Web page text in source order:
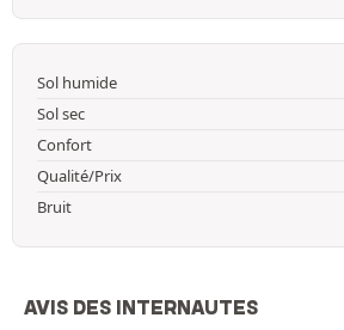
Sol humide
Sol sec
Confort
Qualité/Prix
Bruit
AVIS DES INTERNAUTES